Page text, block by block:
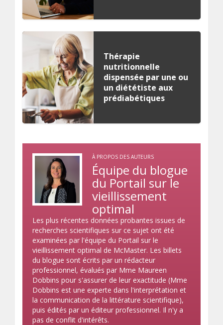
Thérapie
nutritionnelle
dispensée par une ou
un diététiste aux
prédiabétiques
À PROPOS DES AUTEURS
Équipe du blogue
du Portail sur le
vieillissement
optimal
Les plus récentes données probantes issues de
recherches scientifiques sur ce sujet ont été
examinées par l'équipe du Portail sur le
vieillissement optimal de McMaster. Les billets
du blogue sont écrits par un rédacteur
professionnel, évalués par Mme Maureen
Dobbins pour s'assurer de leur exactitude (Mme
Dobbins est une experte dans l'interprétation et
la communication de la littérature scientifique),
puis édités par un éditeur professionnel. Il n'y a
pas de conflit d'intérêts.